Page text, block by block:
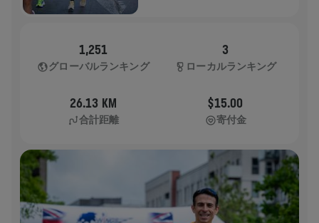
1,251
グローバルランキング
3
ローカルランキング
26.13 KM
合計距離
$15.00
寄付金